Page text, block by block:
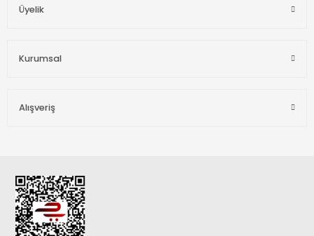
Üyelik
Kurumsal
Alışveriş